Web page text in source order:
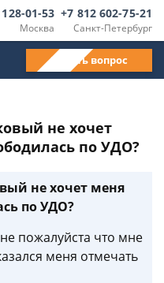
Москва
01-53
Санкт-Петербург
+7 812 602-75-21
Задать вопрос
не хочет
по УДО?
не хочет меня
по УДО?
пожалуйста что мне
меня отмечать